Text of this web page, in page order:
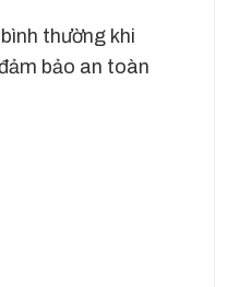
thường khi
bảo an toàn